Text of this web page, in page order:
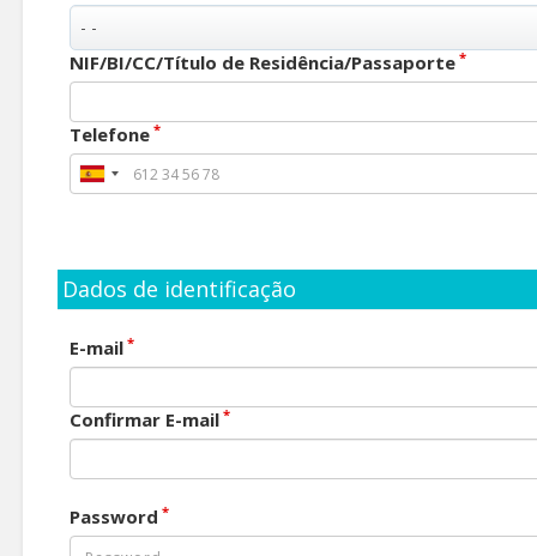
NIF/BI/CC/Título de Residência/Passaporte *
Telefone *
Dados de identificação
E-mail *
Confirmar E-mail *
Password *